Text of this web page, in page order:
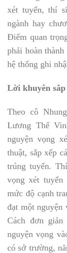
xét tuyển, thí
ngành hay
Điểm quan
phải hoàn
hệ thống ghi
Lời khuyên
Theo cô
Lương Thế
nguyện vọng
thuật, sắp xếp
trúng tuyển.
vọng xét
mức độ cạnh
đạt một nguyện
Cách đơn
nguyện vọng
có sở trường,